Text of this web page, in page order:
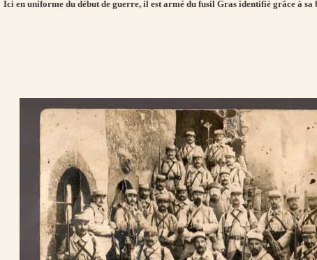
Ici en uniforme du début de guerre, il est armé du fusil Gras identifié grâce à